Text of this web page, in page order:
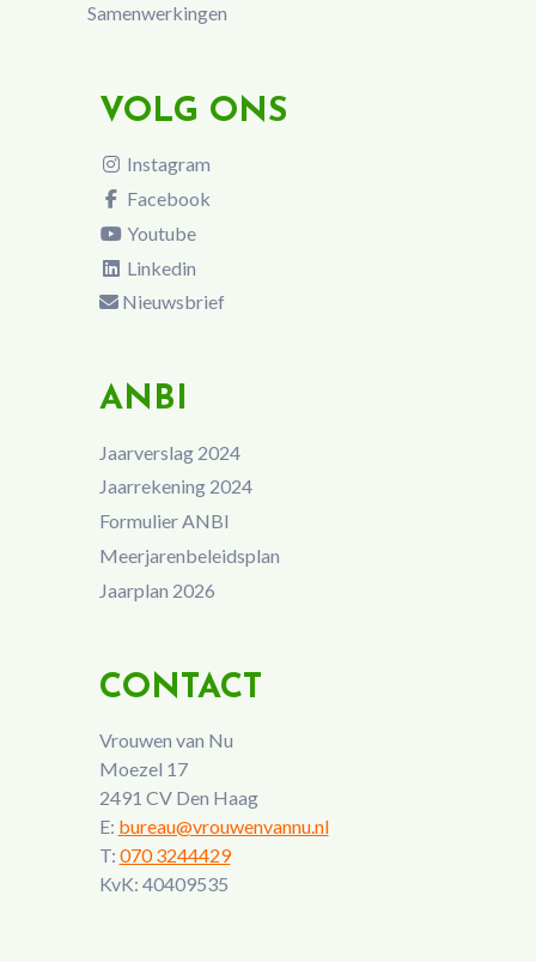
Samenwerkingen
VOLG ONS
Instagram
Facebook
Youtube
Linkedin
Nieuwsbrief
ANBI
Jaarverslag 2024
Jaarrekening 2024
Formulier ANBI
Meerjarenbeleidsplan
Jaarplan 2026
CONTACT
Vrouwen van Nu
Moezel 17
2491 CV Den Haag
E: bureau@vrouwenvannu.nl
T: 070 3244429
KvK: 40409535